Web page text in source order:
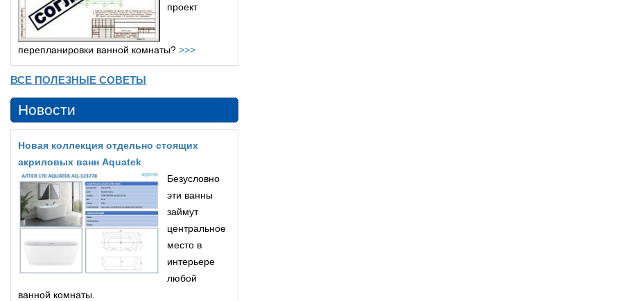
проект
перепланировки ванной комнаты? >>>
ВСЕ ПОЛЕЗНЫЕ СОВЕТЫ
Новости
Новая коллекция отдельно стоящих
акриловых ванн Aquatek
Безусловно
эти ванны
займут
центральное
место в
интерьере
любой
ванной комнаты.